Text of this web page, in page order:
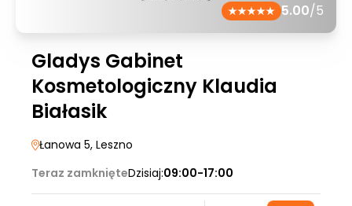
5.00/5
Gladys Gabinet
Kosmetologiczny Klaudia
Białasik
Łanowa 5, Leszno
Teraz zamknięteDzisiaj:09:00-17:00